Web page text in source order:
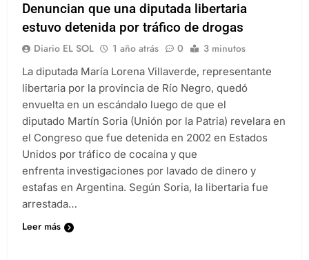
Denuncian que una diputada libertaria
estuvo detenida por tráfico de drogas
Diario EL SOL 1 año atrás 0 3 minutos
La diputada María Lorena Villaverde, representante
libertaria por la provincia de Río Negro, quedó
envuelta en un escándalo luego de que el
diputado Martín Soria (Unión por la Patria) revelara en
el Congreso que fue detenida en 2002 en Estados
Unidos por tráfico de cocaína y que
enfrenta investigaciones por lavado de dinero y
estafas en Argentina. Según Soria, la libertaria fue
arrestada…
Leer más